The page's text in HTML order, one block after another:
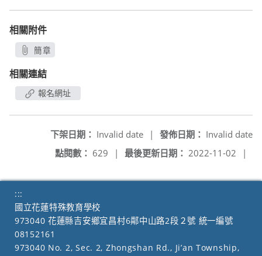
相關附件
簡章
相關連結
報名網址
發佈日期： Invalid date
下架日期： Invalid date
|
最後更新日期： 2022-11-02 |
點閱數： 629 |
:::
國立花蓮特殊教育學校
973040 花蓮縣吉安鄉宜昌村6鄰中山路2段２號 統一編號
08152161
973040 No. 2, Sec. 2, Zhongshan Rd., Ji’an Township,